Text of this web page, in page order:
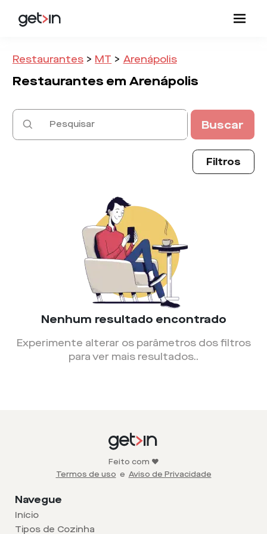
Restaurantes > MT > Arenápolis
Restaurantes emArenápolis
Buscar
Filtros
Nenhum resultado encontrado
Experimente alterar os parâmetros dos filtros
para ver mais resultados..
Feito com ❤️
Termos de uso e Aviso de Privacidade
Navegue
Início
Tipos de Cozinha